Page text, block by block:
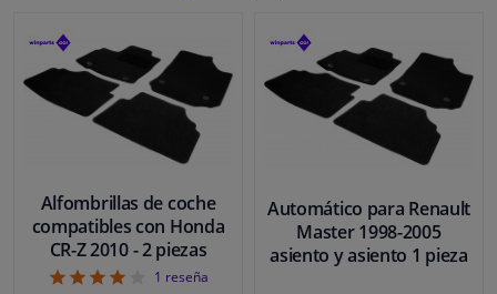
Alfombrillas de coche
compatibles con Honda
CR-Z 2010 - 2 piezas
41 reseña
Automático para Renault
Master 1998-2005
asiento y asiento 1 pieza